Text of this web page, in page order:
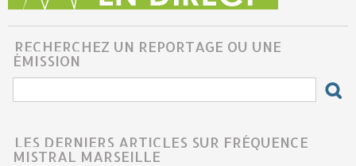
RECHERCHEZ UN REPORTAGE OU UNE
ÉMISSION
LES DERNIERS ARTICLES SUR FRÉQUENCE
MISTRAL MARSEILLE